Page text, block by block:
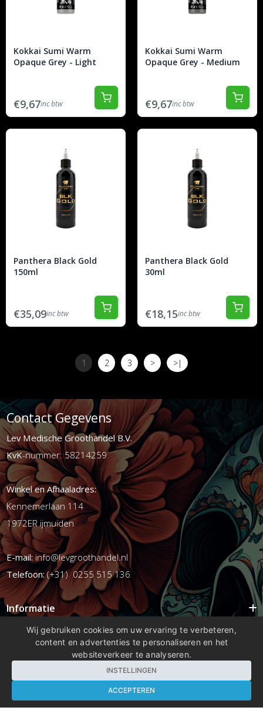
Kokkai Sumi Warm
Opaque Grey - Light
€9,67inc btw
Kokkai Sumi Warm
Opaque Grey - Medium
€9,67inc btw
Panthera Black Gold
150ml
€35,09inc btw
Panthera Black Gold
30ml
€18,15inc btw
1 2 3 > >|
Contact Gegevens
Lev Medische Groothandel B.V.
KvK-nummer: 58214259
Winkel en Afhaaladres:
Kennemerlaan 114
1972ER ijmuiden
E-mail:info@levgroothandel.nl
Telefoon:(+31) 0255 515 136
Informatie
Mijn account
Wij gebruiken cookies om uw ervaring te verbeteren,
content en advertenties te personaliseren en het
websiteverkeer te analyseren.
INSTELLINGEN
ACCEPTEREN